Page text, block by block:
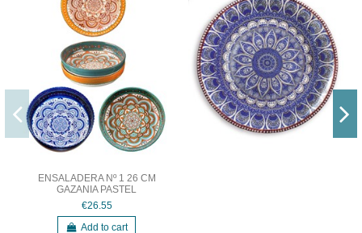
ENSALADERA Nº 1 26 CM
GAZANIA PASTEL
€26.55
Add to cart